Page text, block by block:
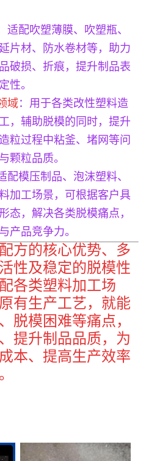
适配吹塑薄膜、吹塑瓶、
片材、防水卷材等，助力
破损、折痕，提升制品表
性。
域 ：用于各类改性塑料造
，辅助脱模的同时，提升
粒过程中粘釜、堵网等问
颗粒品质。
配模压制品、泡沫塑料、
加工场景，可根据客户具
态，解决各类脱模痛点，
产品竞争力。
方的核心优势、多
性及稳定的脱模性
各类塑料加工场
有生产工艺，就能
脱模困难等痛点，
提升制品品质，为
本、提高生产效率